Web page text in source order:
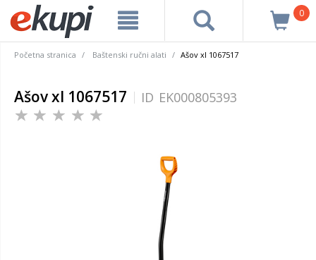
0
Početna stranica Baštenski ručni alati Ašov xl 1067517
Ašov xl 1067517 ID EK000805393